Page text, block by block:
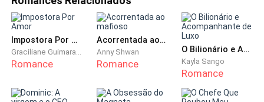
intercâmbio no exterior.
Embora ainda faltassem três meses para o prazo
combinado, Bianca voltou antecipadamente ao país,
então o acordo de divórcio já estava oficialmente em
Impostora Por Amor
Graciliane Guimaraes
Romance
Acorrentada ao mafioso
Anny Shwan
Romance
O Bilionário e Acompanhante de Luxo
Kayla Sango
Romance